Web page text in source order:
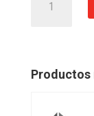
10
Productos